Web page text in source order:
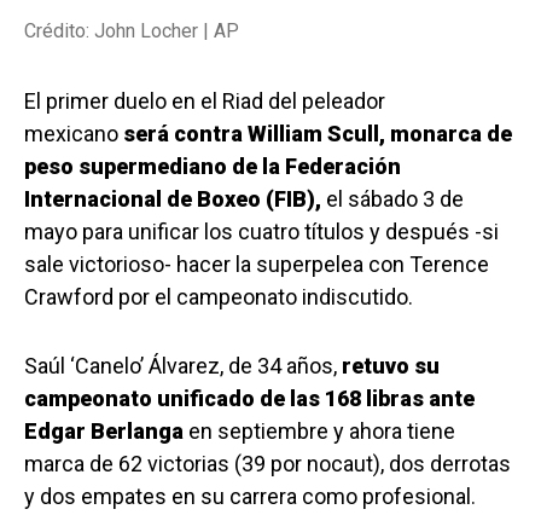
Crédito: John Locher | AP
El primer duelo en el Riad del peleador
mexicano será contra William Scull, monarca de
peso supermediano de la Federación
Internacional de Boxeo (FIB), el sábado 3 de
mayo para unificar los cuatro títulos y después -si
sale victorioso- hacer la superpelea con Terence
Crawford por el campeonato indiscutido.
Saúl ‘Canelo’ Álvarez, de 34 años, retuvo su
campeonato unificado de las 168 libras ante
Edgar Berlanga en septiembre y ahora tiene
marca de 62 victorias (39 por nocaut), dos derrotas
y dos empates en su carrera como profesional.